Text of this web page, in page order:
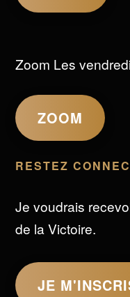
Zoom Les
ZOOM
RESTEZ
Je voudrais
de la Victoire.
JE